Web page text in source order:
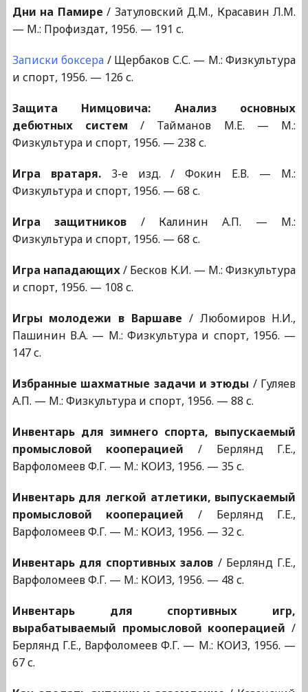
Дни на Памире / Затуловский Д.М., Красавин Л.М.
— М.: Профиздат, 1956. — 191 с.
Записки боксера / Щербаков С.С. — М.: Физкультура
и спорт, 1956. — 126 с.
Защита Нимцовича: Анализ основных
дебютных систем / Тайманов М.Е. — М.:
Физкультура и спорт, 1956. — 238 с.
Игра вратаря.3-е изд. / Фокин Е.В. — М.:
Физкультура и спорт, 1956. — 68 с.
Игра защитников / Калинин А.П. — М.:
Физкультура и спорт, 1956. — 68 с.
Игра нападающих/ Бесков К.И. — М.: Физкультура
и спорт, 1956. — 108 с.
Игры молодежи в Варшаве / Любомиров Н.И.,
Пашинин В.А. — М.: Физкультура и спорт, 1956. —
147 с.
Избранные шахматные задачи и этюды / Гуляев
А.П. — М.: Физкультура и спорт, 1956. — 88 с.
Инвентарь для зимнего спорта, выпускаемый
промысловой кооперацией / Берлянд Г.Е.,
Варфоломеев Ф.Г. — М.: КОИЗ, 1956. — 35 с.
Инвентарь для легкой атлетики, выпускаемый
промысловой кооперацией / Берлянд Г.Е.,
Варфоломеев Ф.Г. — М.: КОИЗ, 1956. — 32 с.
Инвентарь для спортивных залов / Берлянд Г.Е.,
Варфоломеев Ф.Г. — М.: КОИЗ, 1956. — 48 с.
Инвентарь для спортивных игр,
вырабатываемый промысловой кооперацией /
Берлянд Г.Е., Варфоломеев Ф.Г. — М.: КОИЗ, 1956. —
67 с.